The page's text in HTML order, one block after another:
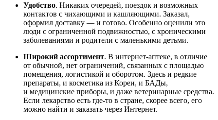
Удобство. Никаких очередей, поездок и возможных
контактов с чихающими и кашляющими. Заказал,
оформил доставку — и готово. Особенно оценили это
люди с ограниченной подвижностью, с хроническими
заболеваниями и родители с маленькими детьми.
Широкий ассортимент. В интернет-аптеке, в отличие
от обычной, нет ограничений, связанных с площадью
помещения, логистикой и оборотом. Здесь и редкие
препараты, и косметика из Кореи, и БАДы,
и медицинские приборы, и даже ветеринарные средства.
Если лекарство есть где-то в стране, скорее всего, его
можно найти и заказать через Интернет.